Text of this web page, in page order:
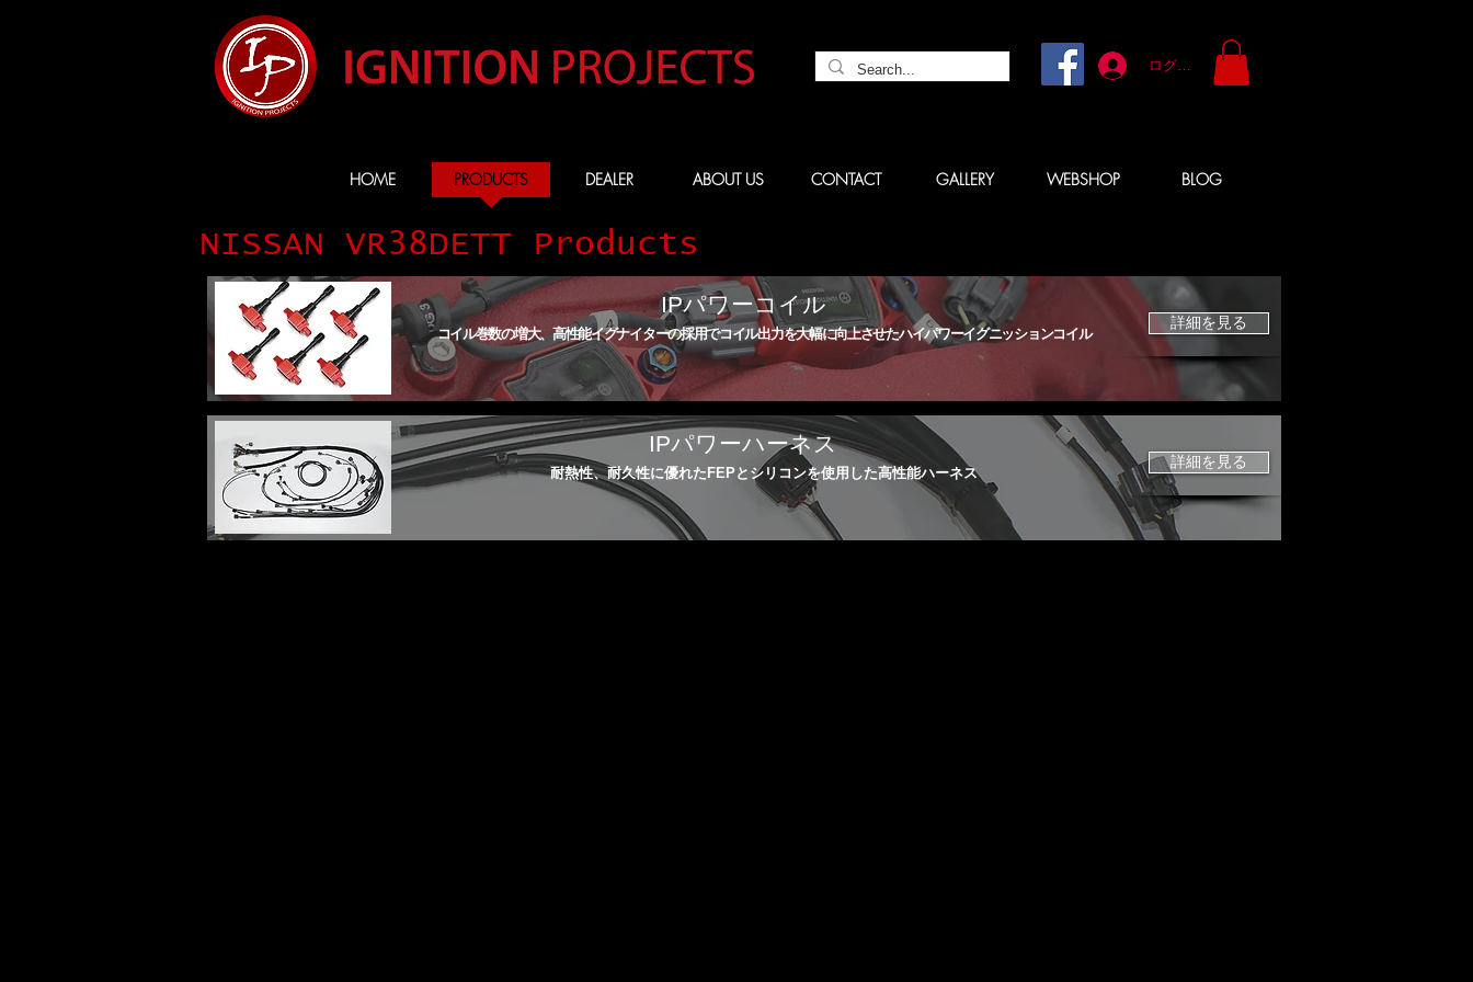
ログイン
HOME PRODUCTS DEALER ABOUT US CONTACT GALLERY WEBSHOP BLOG
NISSAN VR38DETT Products
​IPパワーコイル
コイル巻数の増大、高性能イグナイターの採用でコイル出力を大幅に向上させたハイパワーイグニッションコイル
詳細を見る
​IPパワーハーネス
耐熱性、耐久性に優れたFEP​とシリコンを使用した高性能ハーネス
詳細を見る